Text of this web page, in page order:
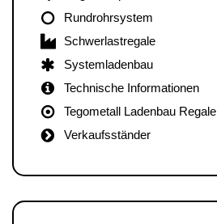
Rundrohrsystem
Schwerlastregale
Systemladenbau
Technische Informationen
Tegometall Ladenbau Regale
Verkaufsständer